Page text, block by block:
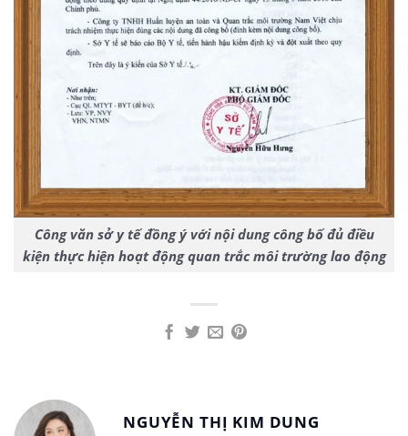
Công văn sở y tế đồng ý với nội dung công bố đủ điều
kiện thực hiện hoạt động quan trắc môi trường lao động
NGUYỄN THỊ KIM DUNG